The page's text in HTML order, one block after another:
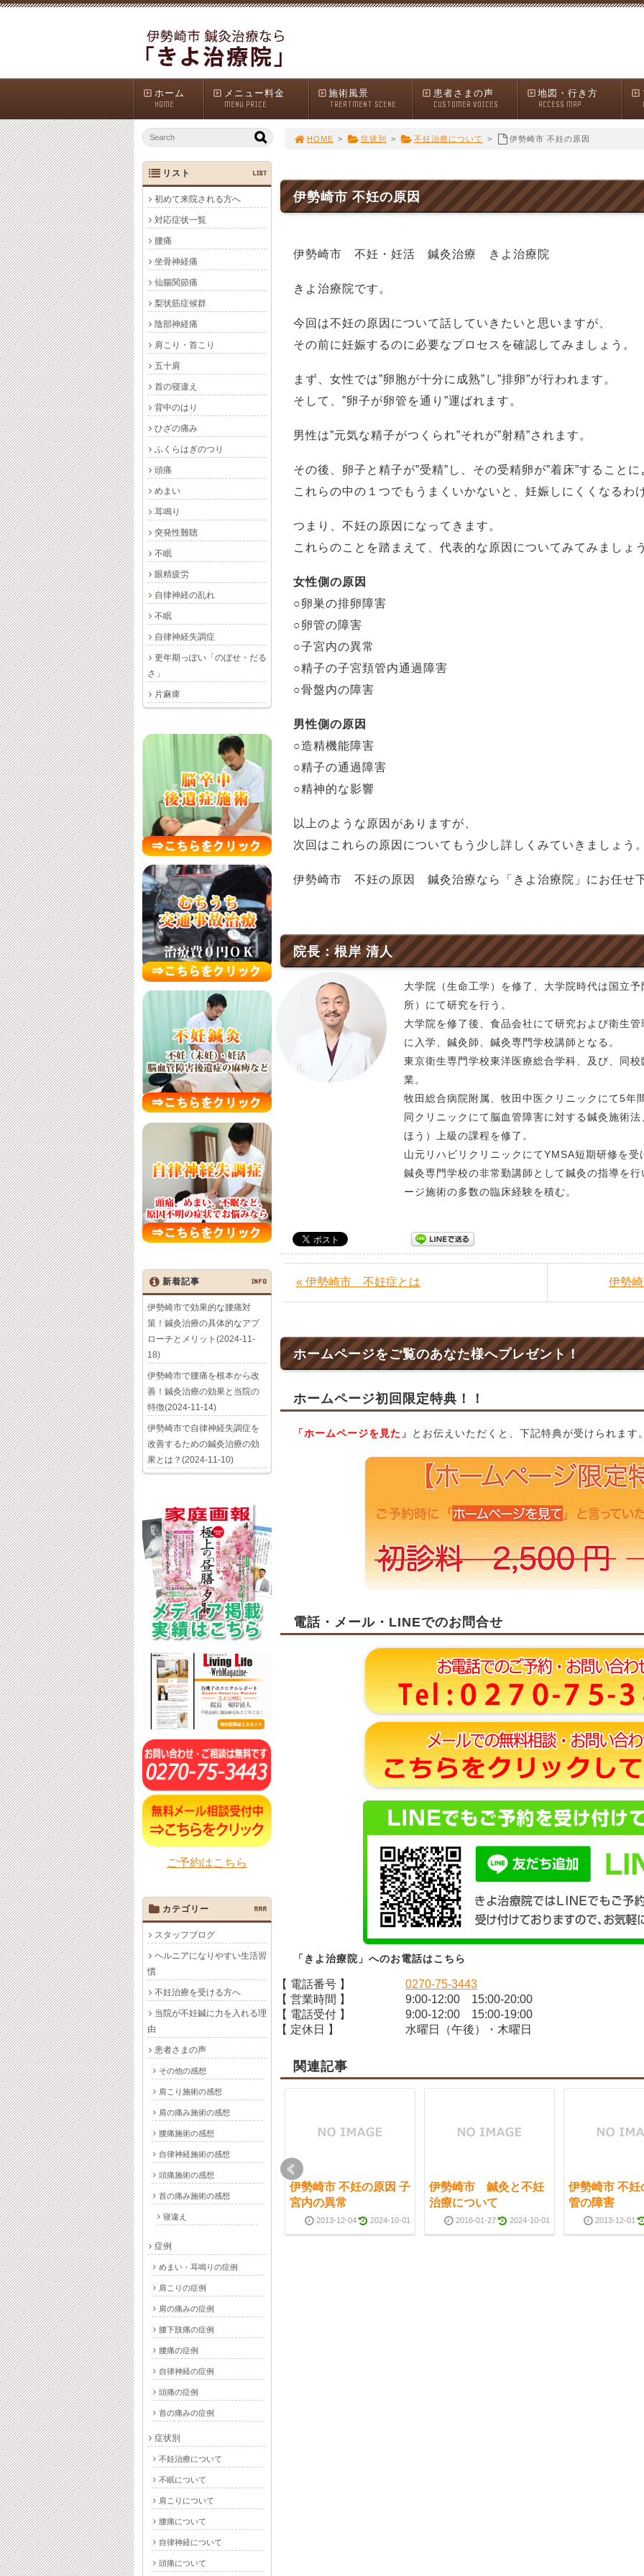
ホーム
HOME
メニュー料金
MENU PRICE
施術風景
TREATMENT SCENE
患者さまの声
CUSTOMER VOICES
地図・行き方
ACCESS MAP
HOME > 症状別 > 不妊治療について > 伊勢崎市 不妊の原因
伊勢崎市 不妊の原因
伊勢崎市 不妊・妊活 鍼灸治療 きよ治療院
きよ治療院です。
今回は不妊の原因について話していきたいと思いますが、
その前に妊娠するのに必要なプロセスを確認してみましょう。
まず、女性では”卵胞が十分に成熟”し”排卵”が行われます。
そして、”卵子が卵管を通り”運ばれます。
男性は”元気な精子がつくられ”それが”射精”されます。
その後、卵子と精子が”受精”し、その受精卵が”着床”すること
これらの中の１つでもうまくいかないと、妊娠しにくくなるわ
つまり、不妊の原因になってきます。
これらのことを踏まえて、代表的な原因についてみてみましょ
女性側の原因
○卵巣の排卵障害
○卵管の障害
○子宮内の異常
○精子の子宮頚管内通過障害
○骨盤内の障害
男性側の原因
○造精機能障害
○精子の通過障害
○精神的な影響
以上のような原因がありますが、
次回はこれらの原因についてもう少し詳しくみていきましょう
伊勢崎市 不妊の原因 鍼灸治療なら「きよ治療院」にお任せ
院長：根岸 清人
大学院（生命工学）を修了、大学院時代は国立
所）にて研究を行う。
大学院を修了後、食品会社にて研究および衛生
に入学、鍼灸師、鍼灸専門学校講師となる。
東京衛生専門学校東洋医療総合学科、及び、同
業。
牧田総合病院附属、牧田中医クリニックにて5年
同クリニックにて脳血管障害に対する鍼灸施術
ほう）上級の課程を修了。
山元リハビリクリニックにてYMSA短期研修を受
鍼灸専門学校の非常勤講師として鍼灸の指導を
ージ施術の多数の臨床経験を積む。
« 伊勢崎市 不妊症とは 伊勢
ホームページをご覧のあなた様へプレゼント！
ホームページ初回限定特典！！
「ホームページを見た」 とお伝えいただくと、下記特典が受けられます
電話・メール・LINEでのお問合せ
「きよ治療院」へのお電話はこちら
【 電話番号 】
0270-75-3443
【 営業時間 】
9:00-12:00 15:00-20:00
【 電話受付 】
9:00-12:00 15:00-19:00
【 定休日 】
水曜日（午後）・木曜日
関連記事
伊勢崎市 不妊症とは
2013-11-02 2024-10-01
伊勢崎市 現在の不妊
治療
2013-12-23
伊勢崎市 不妊の原因 子
宮内の異常
2013-12-04 2024-10-01
伊勢崎市 鍼灸と不妊
治療について
2016-01-27 2024-10-01
伊勢崎市 不妊
管の障害
2013-12-01
伊勢崎市 不妊の原
因 精神的な影響
2013-12-20 2024-10-01
伊勢崎市 不妊の原
因 造精障害の原因
2013-12-16 2024-10-01
リスト LIST
初めて来院される方へ
対応症状一覧
腰痛
坐骨神経痛
仙腸関節痛
梨状筋症候群
陰部神経痛
肩こり・首こり
五十肩
首の寝違え
背中のはり
ひざの痛み
ふくらはぎのつり
頭痛
めまい
耳鳴り
突発性難聴
不眠
眼精疲労
自律神経の乱れ
不眠
自律神経失調症
更年期っぽい「のぼせ・だる
さ」
片麻痺
新着記事 INFO
伊勢崎市で効果的な腰痛対
策！鍼灸治療の具体的なアプ
ローチとメリット(2024-11-
18)
伊勢崎市で腰痛を根本から改
善！鍼灸治療の効果と当院の
特徴(2024-11-14)
伊勢崎市で自律神経失調症を
改善するための鍼灸治療の効
果とは？(2024-11-10)
ご予約はこちら
カテゴリー AAA
スタッフブログ
ヘルニアになりやすい生活習
慣
不妊治療を受ける方へ
当院が不妊鍼に力を入れる理
由
患者さまの声
その他の感想
肩こり施術の感想
肩の痛み施術の感想
腰痛施術の感想
自律神経施術の感想
頭痛施術の感想
首の痛み施術の感想
寝違え
症例
めまい・耳鳴りの症例
肩こりの症例
肩の痛みの症例
腰下肢痛の症例
腰痛の症例
自律神経の症例
頭痛の症例
首の痛みの症例
症状別
不妊治療について
不眠について
肩こりについて
腰痛について
自律神経について
頭痛について